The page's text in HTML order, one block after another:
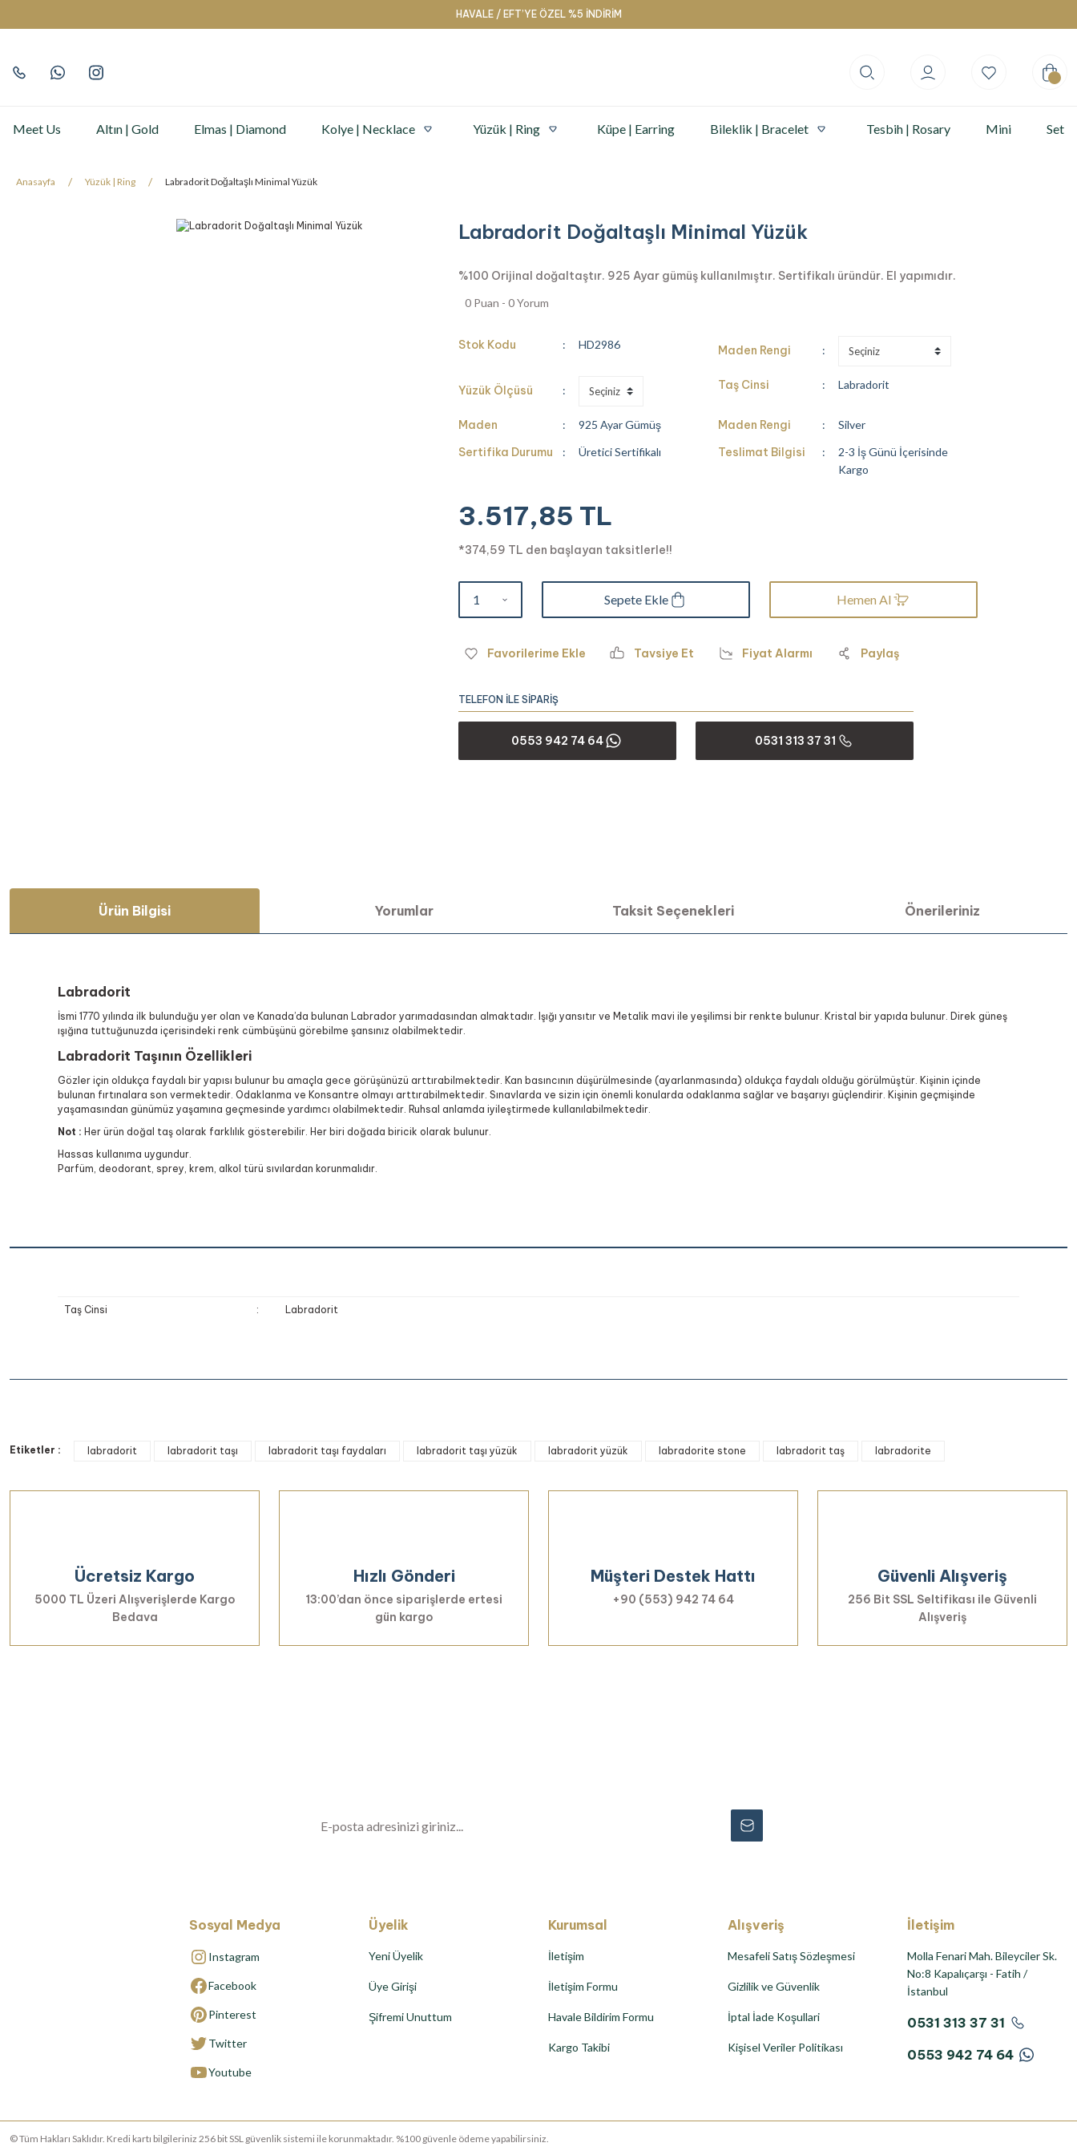
HAVALE / EFT’YE ÖZEL %5 İNDİRİM
Meet Us Altın | Gold Elmas | Diamond Kolye | Necklace Yüzük | Ring Küpe | Earring Bileklik | Bracelet Tesbih | Rosary Mini Set
Anasayfa Yüzük | Ring Labradorit Doğaltaşlı Minimal Yüzük
Labradorit Doğaltaşlı Minimal Yüzük
%100 Orijinal doğaltaştır. 925 Ayar gümüş kullanılmıştır. Sertifikalı üründür. El yapımıdır.
0 Puan - 0 Yorum
Stok Kodu HD2986 Maden Rengi
Yüzük Ölçüsü Taş Cinsi Labradorit
Maden 925 Ayar Gümüş Maden Rengi Silver
Sertifika Durumu Üretici Sertifikalı Teslimat Bilgisi
2-3 İş Günü İçerisinde
Kargo
3.517,85 TL
*374,59 TL den başlayan taksitlerle!!
Sepete Ekle Hemen Al
Tavsiye Et Fiyat Alarmı Paylaş
TELEFON İLE SİPARİŞ
0553 942 74 64 0531 313 37 31
Ürün Bilgisi Yorumlar Taksit Seçenekleri Önerileriniz
Labradorit
İsmi 1770 yılında ilk bulunduğu yer olan ve Kanada’da bulunan Labrador yarımadasından almaktadır. Işığı yansıtır ve Metalik mavi ile yeşilimsi bir renkte bulunur. Kristal bir yapıda bulunur. Direk güneş
ışığına tuttuğunuzda içerisindeki renk cümbüşünü görebilme şansınız olabilmektedir.
Labradorit Taşının Özellikleri
Gözler için oldukça faydalı bir yapısı bulunur bu amaçla gece görüşünüzü arttırabilmektedir. Kan basıncının düşürülmesinde (ayarlanmasında) oldukça faydalı olduğu görülmüştür. Kişinin içinde
bulunan fırtınalara son vermektedir. Odaklanma ve Konsantre olmayı arttırabilmektedir. Sınavlarda ve sizin için önemli konularda odaklanma sağlar ve başarıyı güçlendirir. Kişinin geçmişinde
yaşamasından günümüz yaşamına geçmesinde yardımcı olabilmektedir. Ruhsal anlamda iyileştirmede kullanılabilmektedir.
Not : Her ürün doğal taş olarak farklılık gösterebilir. Her biri doğada biricik olarak bulunur.
Hassas kullanıma uygundur.
Parfüm, deodorant, sprey, krem, alkol türü sıvılardan korunmalıdır.
Taş Cinsi : Labradorit
Görüş ve önerileriniz için teşekkür ederiz.
Ürün resmi kalitesiz, bozuk veya görüntülenemiyor.
Bu ürüne benzer farklı alternatifler olmalı.
Etiketler : labradorit labradorit taşı labradorit taşı faydaları labradorit taşı yüzük labradorit yüzük labradorite stone labradorit taş labradorite
Ücretsiz Kargo
5000 TL Üzeri Alışverişlerde Kargo
Bedava
Hızlı Gönderi
13:00’dan önce siparişlerde ertesi
gün kargo
Müşteri Destek Hattı
+90 (553) 942 74 64
Güvenli Alışveriş
256 Bit SSL Seltifikası ile Güvenli
Alışveriş
Sosyal Medya
Instagram
Facebook
Pinterest
Twitter
Youtube
Üyelik
Yeni Üyelik
Üye Girişi
Şifremi Unuttum
Kurumsal
İletişim
İletişim Formu
Havale Bildirim Formu
Kargo Takibi
Alışveriş
Mesafeli Satış Sözleşmesi
Gizlilik ve Güvenlik
İptal İade Koşullari
Kişisel Veriler Politikası
İletişim
Molla Fenari Mah. Bileyciler Sk.
No:8 Kapalıçarşı - Fatih /
İstanbul
0531 313 37 31
0553 942 74 64
© Tüm Hakları Saklıdır. Kredi kartı bilgileriniz 256 bit SSL güvenlik sistemi ile korunmaktadır. %100 güvenle ödeme yapabilirsiniz.